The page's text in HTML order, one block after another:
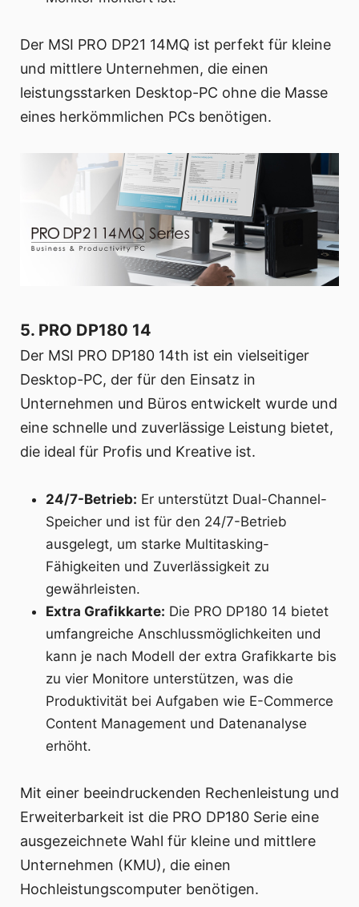
Der MSI PRO DP21 14MQ ist perfekt für kleine
und mittlere Unternehmen, die einen
leistungsstarken Desktop-PC ohne die Masse
eines herkömmlichen PCs benötigen.
5. PRO DP180 14
Der MSI PRO DP180 14th ist ein vielseitiger
Desktop-PC, der für den Einsatz in
Unternehmen und Büros entwickelt wurde und
eine schnelle und zuverlässige Leistung bietet,
die ideal für Profis und Kreative ist.
24/7-Betrieb: Er unterstützt Dual-Channel-
Speicher und ist für den 24/7-Betrieb
ausgelegt, um starke Multitasking-
Fähigkeiten und Zuverlässigkeit zu
gewährleisten.
Extra Grafikkarte: Die PRO DP180 14 bietet
umfangreiche Anschlussmöglichkeiten und
kann je nach Modell der extra Grafikkarte bis
zu vier Monitore unterstützen, was die
Produktivität bei Aufgaben wie E-Commerce
Content Management und Datenanalyse
erhöht.
Mit einer beeindruckenden Rechenleistung und
Erweiterbarkeit ist die PRO DP180 Serie eine
ausgezeichnete Wahl für kleine und mittlere
Unternehmen (KMU), die einen
Hochleistungscomputer benötigen.